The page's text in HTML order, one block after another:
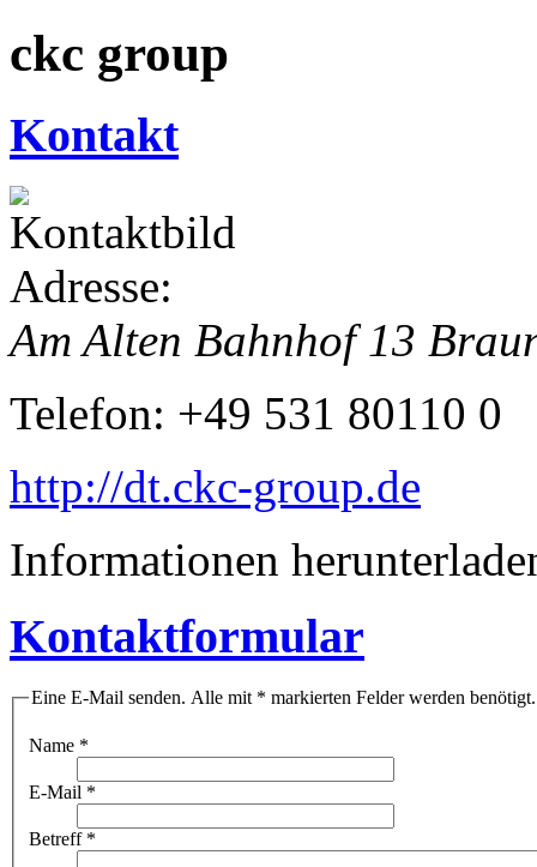
ckc group
Kontakt
Adresse:
Am Alten Bahnhof 13
Telefon: +49 531 80110 0
http://dt.ckc-group.de
Informationen
Kontaktformular
Eine E-Mail senden. Alle mit * markierten Felder werden benötigt.
Name *
E-Mail *
Betreff*